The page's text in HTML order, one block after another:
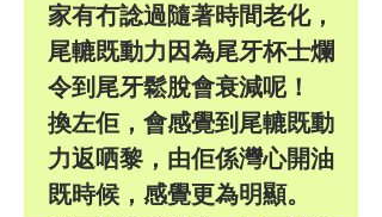
家有冇諗過隨著時間老化，
尾轆既動力因為尾牙杯士爛
令到尾牙鬆脫會衰減呢！
換左佢，會感覺到尾轆既動
力返哂黎，由佢係灣心開油
既時候，感覺更為明顯。